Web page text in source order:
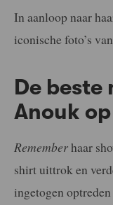
In aanloop naar
iconische foto’s
De beste
Anouk
Rememberhaar
shirt uittrok en
ingetogen